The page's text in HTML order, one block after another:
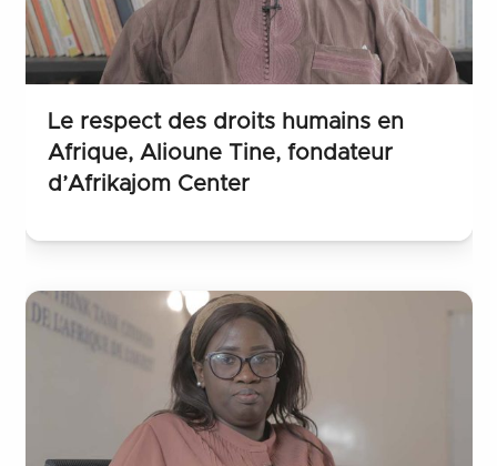
Le respect des droits humains en
Afrique, Alioune Tine, fondateur
d’Afrikajom Center